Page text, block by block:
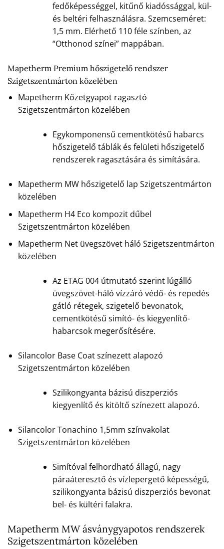
fedőképességgel, kitűnő kiadóssággal, kül-
és beltéri felhasználásra. Szemcseméret:
1,5 mm. Elérhető 110 féle színben, az
“Otthonod színei” mappában.
Mapetherm Premium hőszigetelő rendszer
Szigetszentmárton közelében
Mapetherm Kőzetgyapot ragasztó
Szigetszentmárton közelében
Egykomponensű cementkötésű habarcs
hőszigetelő táblák és felületi hőszigetelő
rendszerek ragasztására és simítására.
Mapetherm MW hőszigetelő lap Szigetszentmárton
közelében
Mapetherm H4 Eco kompozit dűbel
Szigetszentmárton közelében
Mapetherm Net üvegszövet háló Szigetszentmárton
közelében
Az ETAG 004 útmutató szerint lúgálló
üvegszövet-háló vízzáró védő- és repedés
gátló rétegek, szigetelő bevonatok,
cementkötésű simító- és kiegyenlítő-
habarcsok megerősítésére.
Silancolor Base Coat színezett alapozó
Szigetszentmárton közelében
Szilikongyanta bázisú diszperziós
kiegyenlítő és kitöltő színezett alapozó.
Silancolor Tonachino 1,5mm színvakolat
Szigetszentmárton közelében
Simítóval felhordható állagú, nagy
páraáteresztő és vízlepergető képességű,
szilikongyanta bázisú diszperziós bevonat
bel- és kültéri falakra.
Mapetherm MW ásványgyapotos rendszerek
Szigetszentmárton közelében